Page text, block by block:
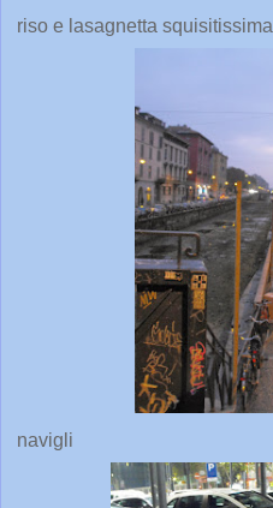
riso e lasagnetta squisitissima
navigli